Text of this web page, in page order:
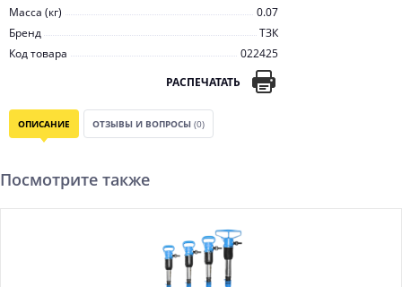
Масса (кг)
0.07
Бренд
ТЗК
Код товара
022425
РАСПЕЧАТАТЬ
ОПИСАНИЕ ОТЗЫВЫ И ВОПРОСЫ (0)
Посмотрите также